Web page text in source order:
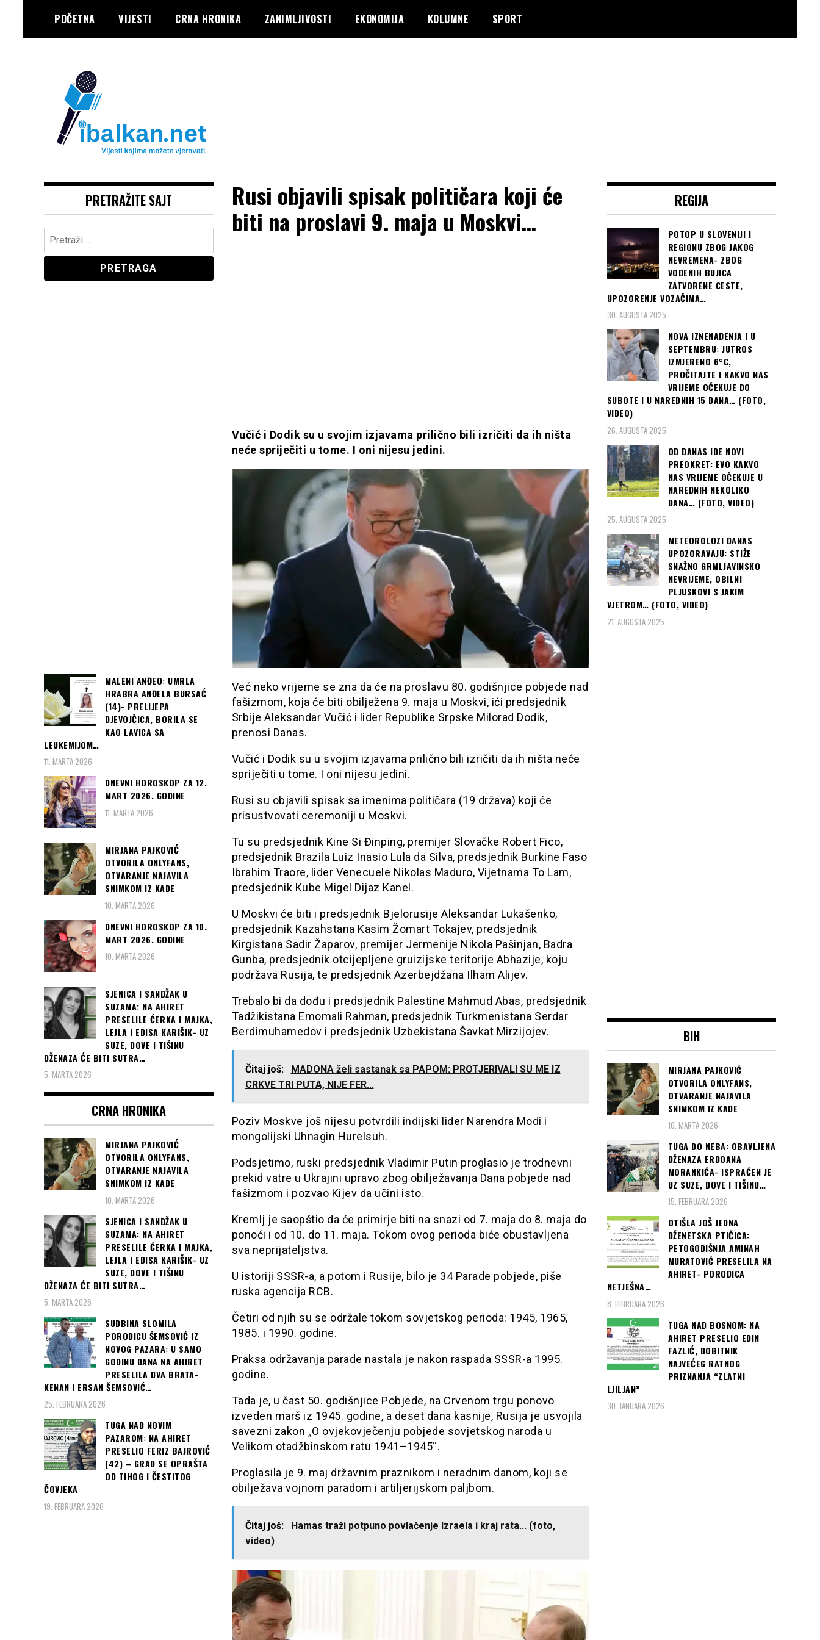
content
POČETNA VIJESTI CRNA HRONIKA ZANIMLJIVOSTI EKONOMIJA KOLUMNE SPORT
IBALKAN
Rusi objavili spisak političara koji će
biti na proslavi 9. maja u Moskvi…
Vučić i Dodik su u svojim izjavama prilično bili izričiti da ih ništa
neće spriječiti u tome. I oni nijesu jedini.
Već neko vrijeme se zna da će na proslavu 80. godišnjice pobjede nad
fašizmom, koja će biti obilježena 9. maja u Moskvi, ići predsjednik
Srbije Aleksandar Vučić i lider Republike Srpske Milorad Dodik,
prenosi Danas.
Vučić i Dodik su u svojim izjavama prilično bili izričiti da ih ništa neće
spriječiti u tome. I oni nijesu jedini.
Rusi su objavili spisak sa imenima političara (19 država) koji će
prisustvovati ceremoniji u Moskvi.
Tu su predsjednik Kine Si Đinping, premijer Slovačke Robert Fico,
predsjednik Brazila Luiz Inasio Lula da Silva, predsjednik Burkine Faso
Ibrahim Traore, lider Venecuele Nikolas Maduro, Vijetnama To Lam,
predsjednik Kube Migel Dijaz Kanel.
U Moskvi će biti i predsjednik Bjelorusije Aleksandar Lukašenko,
predsjednik Kazahstana Kasim Žomart Tokajev, predsjednik
Kirgistana Sadir Žaparov, premijer Jermenije Nikola Pašinjan, Badra
Gunba, predsjednik otcijepljene gruizijske teritorije Abhazije, koju
podržava Rusija, te predsjednik Azerbejdžana Ilham Alijev.
Trebalo bi da dođu i predsjednik Palestine Mahmud Abas, predsjednik
Tadžikistana Emomali Rahman, predsjednik Turkmenistana Serdar
Berdimuhamedov i predsjednik Uzbekistana Šavkat Mirzijojev.
Čitaj još:
MADONA želi sastanak sa PAPOM: PROTJERIVALI SU ME IZ
CRKVE TRI PUTA, NIJE FER...
Poziv Moskve još nijesu potvrdili indijski lider Narendra Modi i
mongolijski Uhnagin Hurelsuh.
Podsjetimo, ruski predsjednik Vladimir Putin proglasio je trodnevni
prekid vatre u Ukrajini upravo zbog obilježavanja Dana pobjede nad
fašizmom i pozvao Kijev da učini isto.
Kremlj je saopštio da će primirje biti na snazi od 7. maja do 8. maja do
ponoći i od 10. do 11. maja. Tokom ovog perioda biće obustavljena
sva neprijateljstva.
U istoriji SSSR-a, a potom i Rusije, bilo je 34 Parade pobjede, piše
ruska agencija RCB.
Četiri od njih su se održale tokom sovjetskog perioda: 1945, 1965,
1985. i 1990. godine.
Praksa održavanja parade nastala je nakon raspada SSSR-a 1995.
godine.
Tada je, u čast 50. godišnjice Pobjede, na Crvenom trgu ponovo
izveden marš iz 1945. godine, a deset dana kasnije, Rusija je usvojila
savezni zakon „O ovjekovječenju pobjede sovjetskog naroda u
Velikom otadžbinskom ratu 1941–1945“.
Proglasila je 9. maj državnim praznikom i neradnim danom, koji se
obilježava vojnom paradom i artiljerijskom paljbom.
Čitaj još:
Hamas traži potpuno povlačenje Izraela i kraj rata... (foto,
video)
PRETRAŽITE SAJT
Pretraga:
MALENI ANĐEO: UMRLA
HRABRA ANĐELA BURSAĆ
(14)- PRELIJEPA
DJEVOJČICA, BORILA SE
KAO LAVICA SA
LEUKEMIJOM…
11. MARTA 2026
DNEVNI HOROSKOP ZA 12.
MART 2026. GODINE
11. MARTA 2026
MIRJANA PAJKOVIĆ
OTVORILA ONLYFANS,
OTVARANJE NAJAVILA
SNIMKOM IZ KADE
10. MARTA 2026
DNEVNI HOROSKOP ZA 10.
MART 2026. GODINE
10. MARTA 2026
SJENICA I SANDŽAK U
SUZAMA: NA AHIRET
PRESELILE ĆERKA I MAJKA,
LEJLA I EDISA KARIŠIK- UZ
SUZE, DOVE I TIŠINU
DŽENAZA ĆE BITI SUTRA…
5. MARTA 2026
CRNA HRONIKA
MIRJANA PAJKOVIĆ
OTVORILA ONLYFANS,
OTVARANJE NAJAVILA
SNIMKOM IZ KADE
10. MARTA 2026
SJENICA I SANDŽAK U
SUZAMA: NA AHIRET
PRESELILE ĆERKA I MAJKA,
LEJLA I EDISA KARIŠIK- UZ
SUZE, DOVE I TIŠINU
DŽENAZA ĆE BITI SUTRA…
5. MARTA 2026
SUDBINA SLOMILA
PORODICU ŠEMSOVIĆ IZ
NOVOG PAZARA: U SAMO
GODINU DANA NA AHIRET
PRESELILA DVA BRATA-
KENAN I ERSAN ŠEMSOVIĆ…
25. FEBRUARA 2026
TUGA NAD NOVIM
PAZAROM: NA AHIRET
PRESELIO FERIZ BAJROVIĆ
(42) – GRAD SE OPRAŠTA
OD TIHOG I ČESTITOG
ČOVJEKA
19. FEBRUARA 2026
REGIJA
POTOP U SLOVENIJI I
REGIONU ZBOG JAKOG
NEVREMENA- ZBOG
VODENIH BUJICA
ZATVORENE CESTE,
UPOZORENJE VOZAČIMA…
30. AUGUSTA 2025
NOVA IZNENAĐENJA I U
SEPTEMBRU: JUTROS
IZMJERENO 6°C,
PROČITAJTE I KAKVO NAS
VRIJEME OČEKUJE DO
SUBOTE I U NAREDNIH 15 DANA… (FOTO,
VIDEO)
26. AUGUSTA 2025
OD DANAS IDE NOVI
PREOKRET: EVO KAKVO
NAS VRIJEME OČEKUJE U
NAREDNIH NEKOLIKO
DANA… (FOTO, VIDEO)
25. AUGUSTA 2025
METEOROLOZI DANAS
UPOZORAVAJU: STIŽE
SNAŽNO GRMLJAVINSKO
NEVRIJEME, OBILNI
PLJUSKOVI S JAKIM
VJETROM… (FOTO, VIDEO)
21. AUGUSTA 2025
BIH
MIRJANA PAJKOVIĆ
OTVORILA ONLYFANS,
OTVARANJE NAJAVILA
SNIMKOM IZ KADE
10. MARTA 2026
TUGA DO NEBA: OBAVLJENA
DŽENAZA ERDOANA
MORANKIĆA- ISPRAĆEN JE
UZ SUZE, DOVE I TIŠINU…
15. FEBRUARA 2026
OTIŠLA JOŠ JEDNA
DŽENETSKA PTIČICA:
PETOGODIŠNJA AMINAH
MURATOVIĆ PRESELILA NA
AHIRET- PORODICA
NETJEŠNA…
8. FEBRUARA 2026
TUGA NAD BOSNOM: NA
AHIRET PRESELIO EDIN
FAZLIĆ, DOBITNIK
NAJVEĆEG RATNOG
PRIZNANJA “ZLATNI
LJILJAN”
30. JANUARA 2026